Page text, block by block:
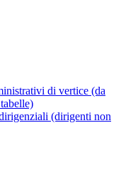
di vertice (da
(dirigenti non